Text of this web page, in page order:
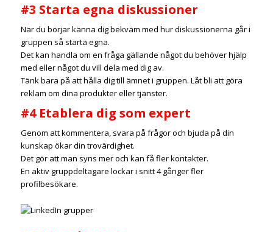
#3 Starta egna diskussioner
När du börjar känna dig bekväm med hur diskussionerna går i
gruppen så starta egna.
Det kan handla om en fråga gällande något du behöver hjälp
med eller något du vill dela med dig av.
Tänk bara på att hålla dig till ämnet i gruppen. Låt bli att göra
reklam om dina produkter eller tjänster.
#4 Etablera dig som expert
Genom att kommentera, svara på frågor och bjuda på din
kunskap ökar din trovärdighet.
Det gör att man syns mer och kan få fler kontakter.
En aktiv gruppdeltagare lockar i snitt 4 gånger fler
profilbesökare.